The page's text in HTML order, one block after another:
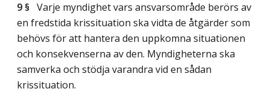
9 § Varje myndighet vars ansvarsområde berörs av
en fredstida krissituation ska vidta de åtgärder som
behövs för att hantera den uppkomna situationen
och konsekvenserna av den. Myndigheterna ska
samverka och stödja varandra vid en sådan
krissituation.